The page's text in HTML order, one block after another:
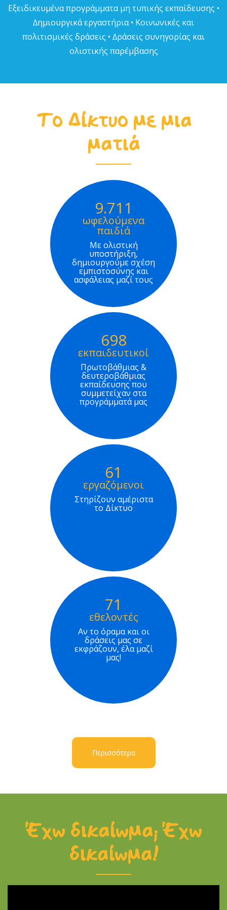
Εξειδικευµένα προγράµµατα µη τυπικής εκπαίδευσης •
∆ηµιουργικά εργαστήρια • Κοινωνικές και
πολιτισµικές δράσεις • ∆ράσεις συνηγορίας και
ολιστικής παρέµβασης
Το Δίκτυο με μια
ματιά
9.711
ωφελούμενα
παιδιά
Με ολιστική
υποστήριξη,
δημιουργούμε σχέση
εμπιστοσύνης και
ασφάλειας μαζί τους
698
εκπαιδευτικοί
Πρωτοβάθμιας &
δευτεροβάθμιας
εκπαίδευσης που
συμμετείχαν στα
προγράμματά μας
61
εργαζόμενοι
Στηρίζουν αμέριστα
το Δίκτυο
71
εθελοντές
Αν το όραμα και οι
δράσεις μας σε
εκφράζουν, έλα μαζί
μας!
Περισσότερα
Έχω δικαίωμα; Έχω
δικαίωμα!